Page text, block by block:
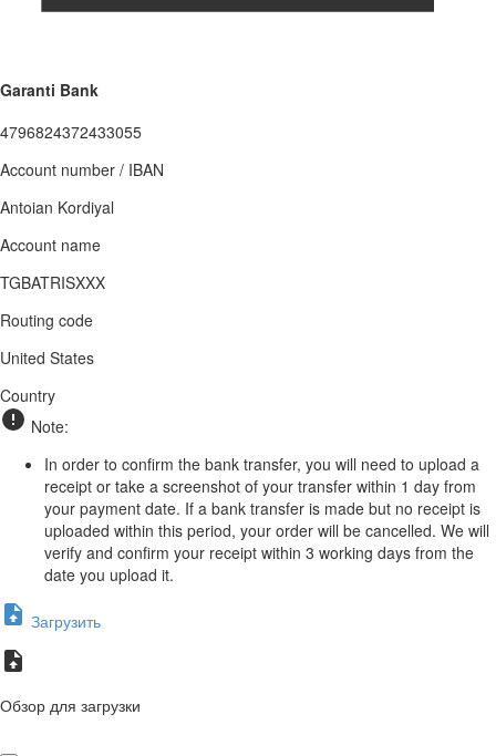
Garanti Bank
4796824372433055
Account number / IBAN
Antoian Kordiyal
Account name
TGBATRISXXX
Routing code
United States
Country
Note:
In order to confirm the bank transfer, you will need to upload a
receipt or take a screenshot of your transfer within 1 day from
your payment date. If a bank transfer is made but no receipt is
uploaded within this period, your order will be cancelled. We will
verify and confirm your receipt within 3 working days from the
date you upload it.
Загрузить
Обзор для загрузки